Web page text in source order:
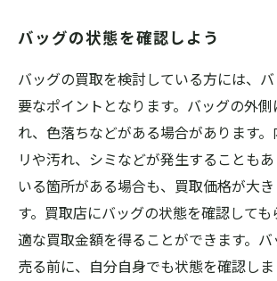
バッグの状態を確認しよう
バッグの買取を検討している方には、
要なポイントとなります。バッグの外
れ、色落ちなどがある場合があります
リや汚れ、シミなどが発生することも
いる箇所がある場合も、買取価格が大
す。買取店にバッグの状態を確認して
適な買取金額を得ることができます。
売る前に、自分自身でも状態を確認しま